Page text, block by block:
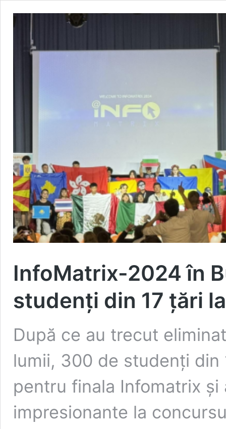
InfoMatrix-2024 în
studenți din 17 țări
După ce au trecut
lumii, 300 de studenți din
pentru finala Infomatrix
impresionante la